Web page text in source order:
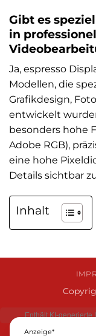
Gibt es
in
Ja, espresso
Modellen, die
Grafikdesign,
entwickelt
besonders hohe
Adobe RGB),
eine hohe
Details sichtbar
Inhalt
Anzeige*